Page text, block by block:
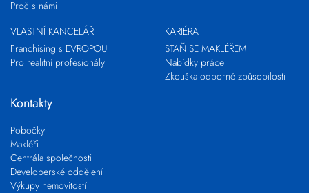
Proč s námi
VLASTNÍ KANCELÁŘ
Franchising s EVROPOU
Pro realitní profesionály
KARIÉRA
STAŇ SE MAKLÉŘEM
Nabídky práce
Zkouška odborné způsobilosti
Kontakty
Pobočky
Makléři
Centrála společnosti
Developerské oddělení
Výkupy nemovitostí